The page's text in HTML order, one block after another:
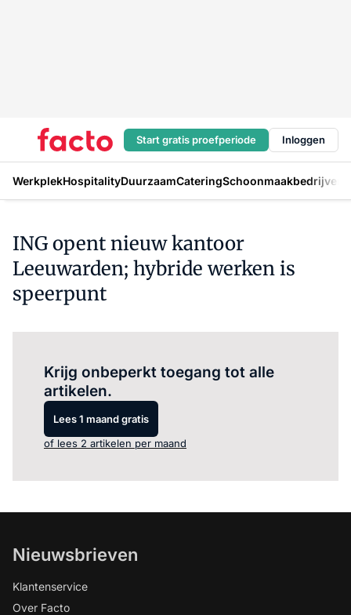
Start gratis proefperiode Inloggen
WerkplekHospitalityDuurzaamCateringSchoonmaakbedrijven
ING opent nieuw kantoor
Leeuwarden; hybride werken is
speerpunt
Krijg onbeperkt toegang tot alle
artikelen.
Lees 1 maand gratis
of lees 2 artikelen per maand
Nieuwsbrieven
Klantenservice
Over Facto